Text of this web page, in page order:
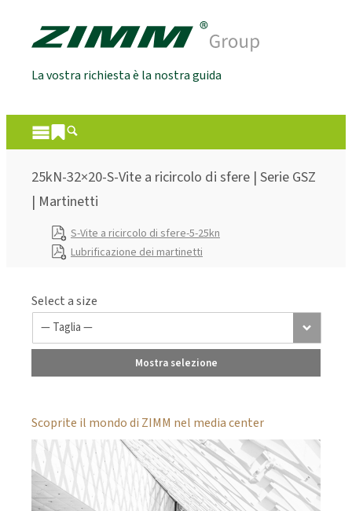
La vostra richiesta è la nostra guida
25kN-32×20-S-Vite a ricircolo di sfere | Serie GSZ
| Martinetti
S-Vite a ricircolo di sfere-5-25kn
Lubrificazione dei martinetti
Select a size
Mostra selezione
Scoprite il mondo di ZIMM nel media center